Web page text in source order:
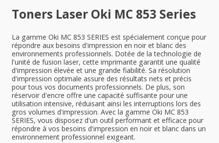
Toners Laser Oki MC 853 Series
La gamme Oki MC 853 SERIES est spécialement conçue pour
répondre aux besoins d'impression en noir et blanc des
environnements professionnels. Dotée de la technologie de
l'unité de fusion laser, cette imprimante garantit une qualité
d'impression élevée et une grande fiabilité. Sa résolution
d'impression optimale assure des résultats nets et précis
pour tous vos documents professionnels. De plus, son
réservoir d'encre offre une capacité suffisante pour une
utilisation intensive, réduisant ainsi les interruptions lors des
gros volumes d'impression. Avec la gamme Oki MC 853
SERIES, vous disposez d'un outil performant et efficace pour
répondre à vos besoins d'impression en noir et blanc dans un
environnement professionnel exigeant.